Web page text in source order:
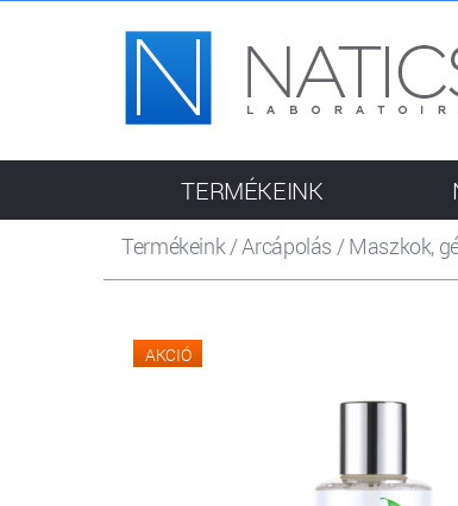
Termékeink/Arcápolás /Maszkok,
AKCIÓ
TERMÉKEINK